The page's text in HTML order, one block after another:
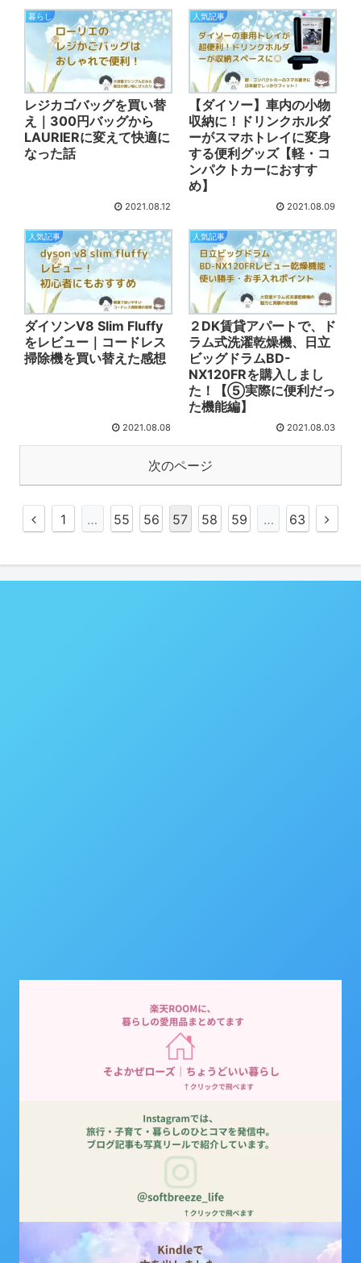
暮らし
レジカゴバッグを買い替
え｜300円バッグから
LAURIERに変えて快適に
なった話
2021.08.12
人気記事
【ダイソー】車内の小物
収納に！ドリンクホルダ
ーがスマホトレイに変身
する便利グッズ【軽・コ
ンパクトカーにおすす
め】
2021.08.09
人気記事
ダイソンV8 Slim Fluffy
をレビュー｜コードレス
掃除機を買い替えた感想
2021.08.08
人気記事
２DK賃貸アパートで、ド
ラム式洗濯乾燥機、日立
ビッグドラムBD-
NX120FRを購入しまし
た！【⑤実際に便利だっ
た機能編】
2021.08.03
次のページ
1 … 55 56 57 58 59 … 63